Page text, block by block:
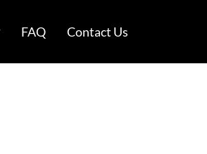
FAQ Contact Us